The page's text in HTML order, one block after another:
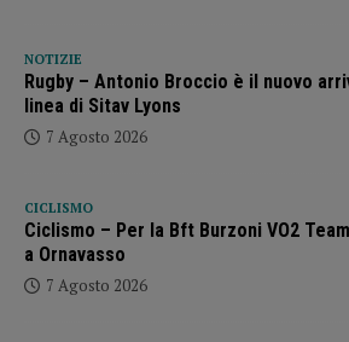
NOTIZIE
Rugby – Antonio Broccio è il nuovo
linea di Sitav Lyons
7 Agosto 2026
CICLISMO
Ciclismo – Per la Bft Burzoni VO2
a Ornavasso
7 Agosto 2026